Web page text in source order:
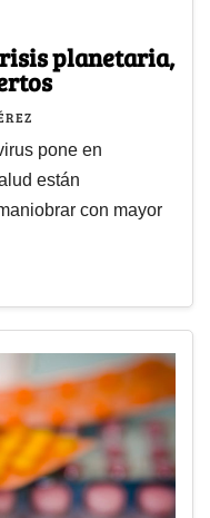
planetaria,
pone en
están
con mayor